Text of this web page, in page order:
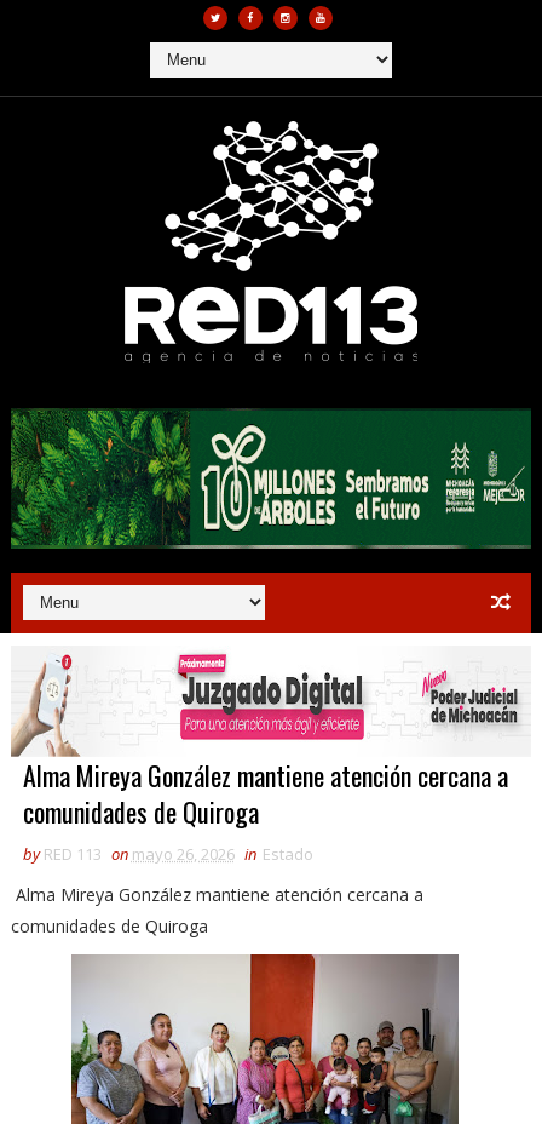
Alma Mireya González mantiene atención cercana a
comunidades de Quiroga
by RED 113 on mayo 26, 2026 in Estado
Alma Mireya González mantiene atención cercana a
comunidades de Quiroga